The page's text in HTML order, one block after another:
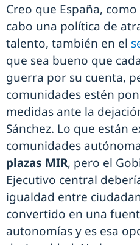
Creo que España,
cabo una política de
talento, también en el
que sea bueno que
guerra por su cuenta,
comunidades estén
medidas ante la
Sánchez. Lo que están
comunidades
plazas MIR, pero el
Ejecutivo central
igualdad entre
convertido en una
autonomías y es esa